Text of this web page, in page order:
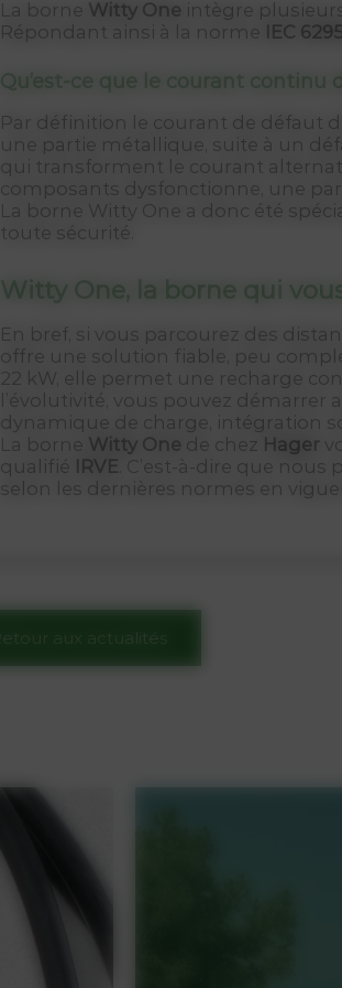
La borne Witty One intègre
Répondant ainsi à la norme
IEC
Qu’est-ce que le courant continu
Par définition le courant de défaut
une partie métallique, suite à un
qui transforment le courant
composants dysfonctionne, une
La borne Witty One a donc été
toute sécurité.
Witty One, la borne qui
En bref, si vous parcourez des
offre une solution fiable, peu
22 kW, elle permet une recharge
l’évolutivité, vous pouvez
dynamique de charge, intégration
La borne Witty One de chez Hager
qualifié IRVE . C’est-à-dire que
selon les dernières normes en